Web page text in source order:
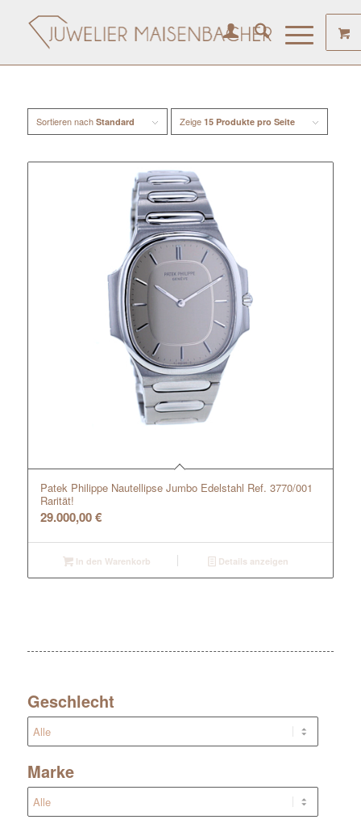
Sortieren nach Standard Zeige 15 Produkte pro Seite
Patek Philippe Nautellipse Jumbo Edelstahl Ref. 3770/001
Rarität!
29.000,00€
In den Warenkorb Details anzeigen
Geschlecht
Marke